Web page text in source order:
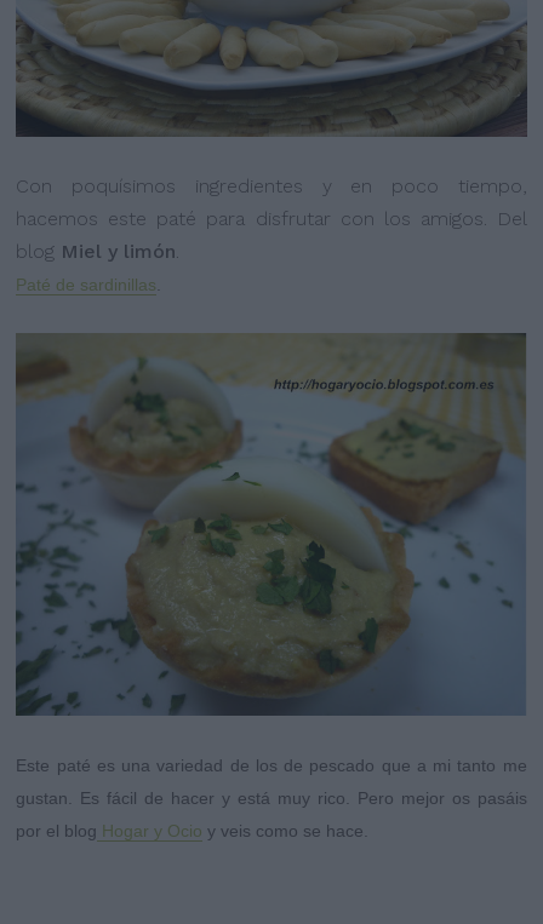
Con poquísimos ingredientes y en poco tiempo,
hacemos este paté para disfrutar con los amigos. Del
blog Miel y limón.
Paté de sardinillas.
Este paté es una variedad de los de pescado que a mi tanto me
gustan. Es fácil de hacer y está muy rico. Pero mejor os pasáis
por el blog Hogar y Ocio y veis como se hace.